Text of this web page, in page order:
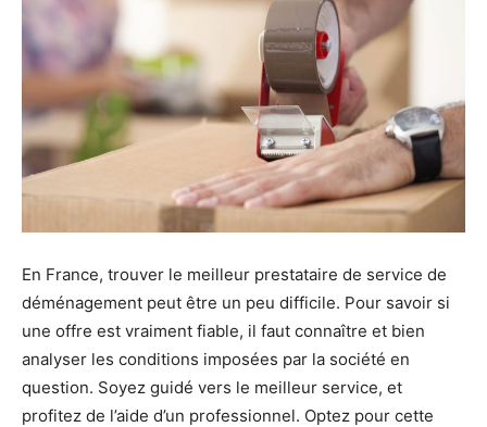
En France, trouver le meilleur prestataire de service de
déménagement peut être un peu difficile. Pour savoir si
une offre est vraiment fiable, il faut connaître et bien
analyser les conditions imposées par la société en
question. Soyez guidé vers le meilleur service, et
profitez de l’aide d’un professionnel. Optez pour cette